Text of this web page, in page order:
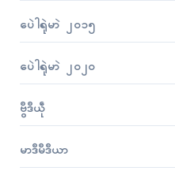
ပေဲါရုဲမာဲ ၂၀၁၅
ပေဲါရုဲမာဲ ၂၀၂၀
ဗွဳဒဳယဵု
မာဒဳမဳဒဳယာ